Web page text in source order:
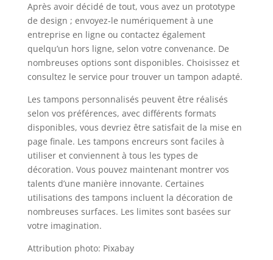
Après avoir décidé de tout, vous avez un prototype
de design ; envoyez-le numériquement à une
entreprise en ligne ou contactez également
quelqu’un hors ligne, selon votre convenance. De
nombreuses options sont disponibles. Choisissez et
consultez le service pour trouver un tampon adapté.
Les tampons personnalisés peuvent être réalisés
selon vos préférences, avec différents formats
disponibles, vous devriez être satisfait de la mise en
page finale. Les tampons encreurs sont faciles à
utiliser et conviennent à tous les types de
décoration. Vous pouvez maintenant montrer vos
talents d’une manière innovante. Certaines
utilisations des tampons incluent la décoration de
nombreuses surfaces. Les limites sont basées sur
votre imagination.
Attribution photo: Pixabay